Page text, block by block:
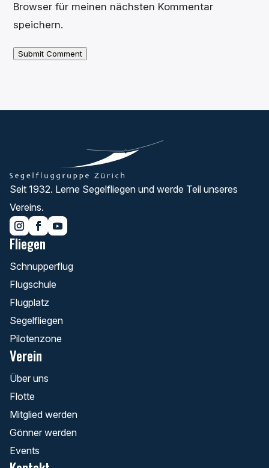
Browser für meinen nächsten Kommentar
speichern.
Submit Comment
Seit 1932. Lerne Segelfliegen und werde Teil unseres
Vereins.
Fliegen
Schnupperflug
Flugschule
Flugplatz
Segelfliegen
Pilotenzone
Verein
Über uns
Flotte
Mitglied werden
Gönner werden
Events